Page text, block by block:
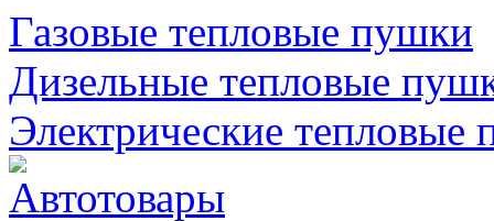
Газовые тепловые пушки
Дизельные тепловые
Электрические тепловые